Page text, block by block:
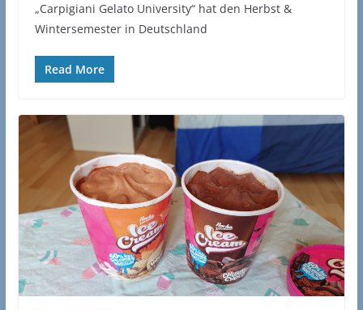
„Carpigiani Gelato University“ hat den Herbst &
Wintersemester in Deutschland
Read More